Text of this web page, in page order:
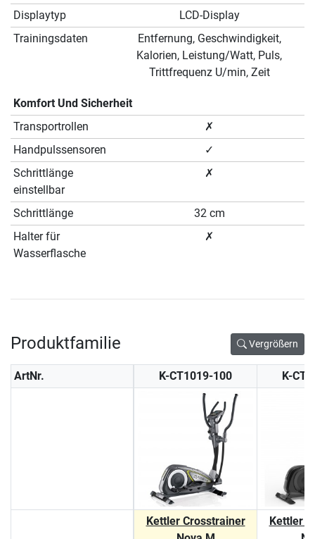
Displaytyp
LCD-Display
Trainingsdaten
Entfernung, Geschwindigkeit,
Kalorien, Leistung/Watt, Puls,
Trittfrequenz U/min, Zeit
Komfort Und Sicherheit
Transportrollen
✗
Handpulssensoren
✓
Schrittlänge
einstellbar
✗
Schrittlänge
32 cm
Halter für
Wasserflasche
✗
Produktfamilie Vergrößern
ArtNr. K-CT1019-100 K-
Kettler Crosstrainer
Kettler